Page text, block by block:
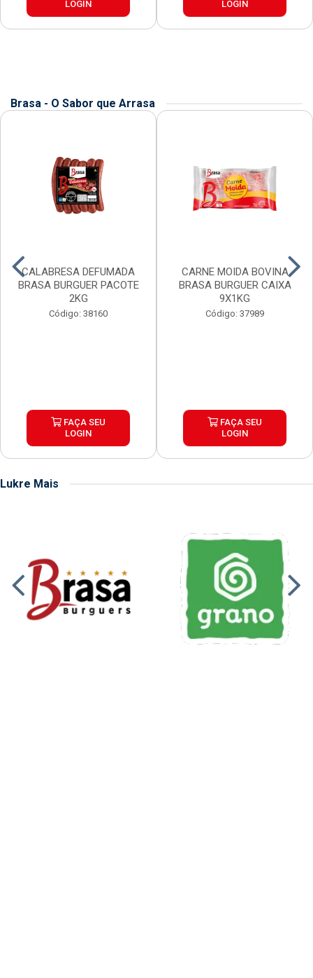
LOGIN LOGIN
Brasa - O Sabor que Arrasa
CALABRESA DEFUMADA
BRASA BURGUER PACOTE
2KG
Código: 38160
FAÇA SEU
LOGIN
CARNE MOIDA BOVINA
BRASA BURGUER CAIXA
9X1KG
Código: 37989
FAÇA SEU
LOGIN
Lukre Mais